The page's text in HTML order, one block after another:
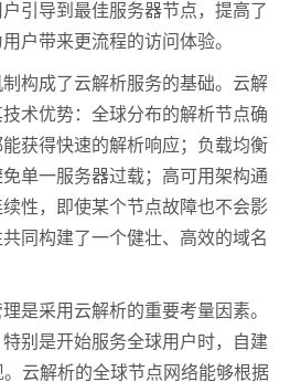
引导到最佳服务器节点，提高了
户带来更流程的访问体验。
构成了云解析服务的基础。云解
术优势：全球分布的解析节点确
获得快速的解析响应；负载均衡
单一服务器过载；高可用架构通
性，即使某个节点故障也不会影
同构建了一个健壮、高效的域名
是采用云解析的重要考量因素。
别是开始服务全球用户时，自建
云解析的全球节点网络能够根据